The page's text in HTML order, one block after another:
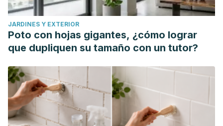
JARDINES Y EXTERIOR
Poto con hojas gigantes, ¿cómo lograr
que dupliquen su tamaño con un tutor?